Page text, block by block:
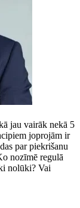
jau vairāk nekā 5
joprojām ir
par piekrišanu
nozīmē regulā
nolūki? Vai